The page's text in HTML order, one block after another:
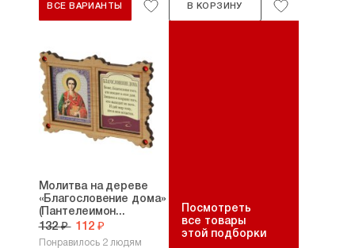
ВСЕ ВАРИАНТЫ В КОРЗИНУ
Молитва на дереве
«Благословение дома»
(Пантелеимон...
132 ₽ 112 ₽
Понравилось 2 людям
Посмотреть
все товары
этой подборки